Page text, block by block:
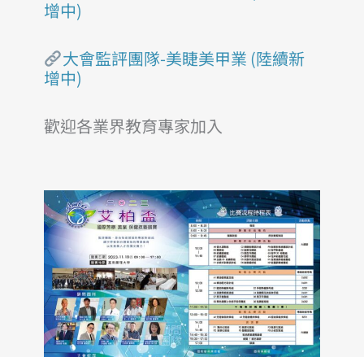
增中)
大會監評團隊-美睫美甲業 (陸續新
增中)
歡迎各業界教育專家加入